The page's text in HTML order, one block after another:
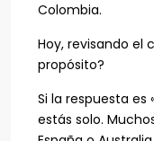
Colombia.
Hoy, revisando el
propósito?
Si la respuesta es
estás solo.